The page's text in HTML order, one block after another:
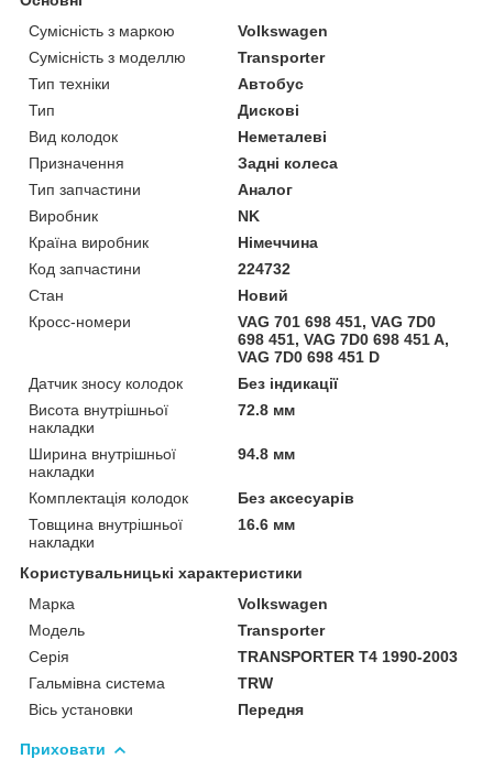
Сумісність з маркою
Volkswagen
Сумісність з моделлю
Transporter
Тип техніки
Автобус
Тип
Дискові
Вид колодок
Неметалеві
Призначення
Задні колеса
Тип запчастини
Аналог
Виробник
NK
Країна виробник
Німеччина
Код запчастини
224732
Стан
Новий
Кросс-номери
VAG 701 698 451, VAG 7D0
698 451, VAG 7D0 698 451 A,
VAG 7D0 698 451 D
Датчик зносу колодок
Без індикації
Висота внутрішньої
накладки
72.8 мм
Ширина внутрішньої
накладки
94.8 мм
Комплектація колодок
Без аксесуарів
Товщина внутрішньої
накладки
16.6 мм
Користувальницькі характеристики
Марка
Volkswagen
Модель
Transporter
Серія
TRANSPORTER T4 1990-2003
Гальмівна система
TRW
Вісь установки
Передня
Приховати